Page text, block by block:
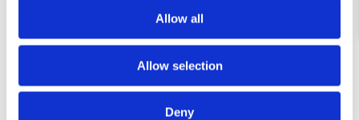
Allow all
Allow selection
Deny